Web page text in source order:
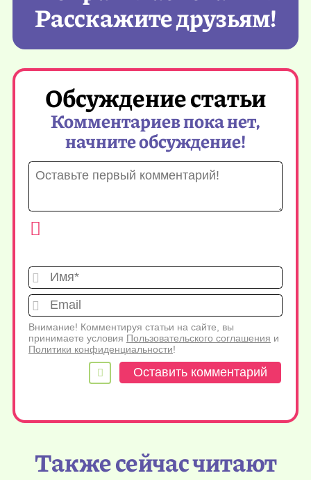
Расскажите друзьям!
Обсуждение статьи
Комментариев пока нет,
начните обсуждение!
Имя*
Внимание! Комментируя статьи на сайте, вы
принимаете условия Пользовательского соглашения и
Политики конфиденциальности!
Также сейчас читают